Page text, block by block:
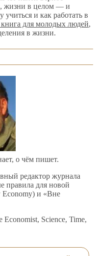
жизни в целом — и
учиться и как работать в
для молодых людей,
в жизни.
о чём пишет.
редактор журнала
правила для новой
Economy) и «Вне
Science, Time,